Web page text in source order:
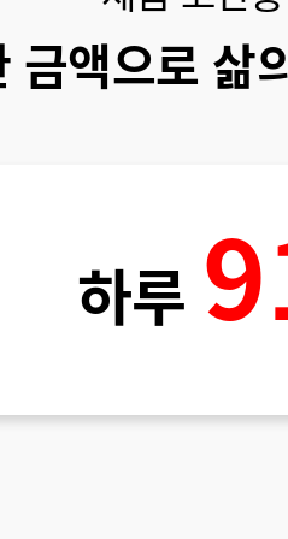
금액으로 삶
하루